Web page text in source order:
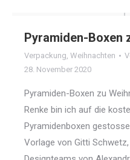
Pyramiden-Boxen
Verpackung, Weihnachten
28. November 2020
Pyramiden-Boxen zu
Renke bin ich auf die
Pyramidenboxen
Vorlage von Gitti